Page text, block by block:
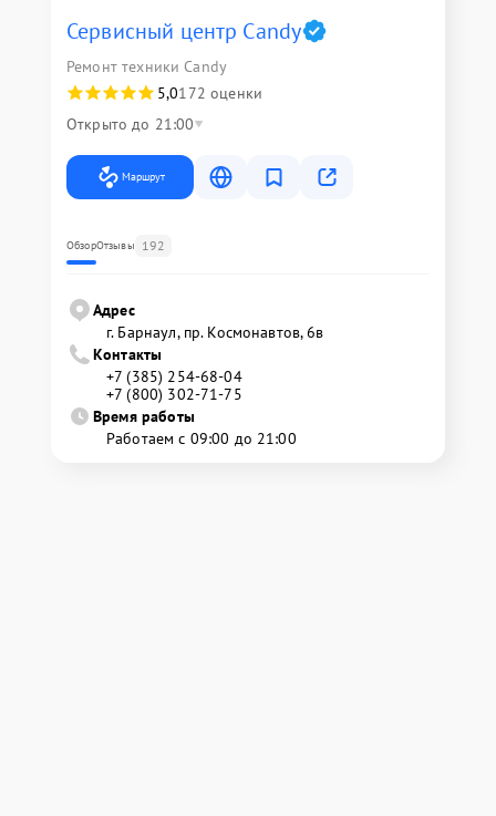
Сервисный центр Candy
Ремонт техники Candy
5,0172 оценки
Открыто до 21:00
Маршрут
ОбзорОтзывы 192
Адрес
г. Барнаул, ​пр. Космонавтов, 6в
Контакты
+7 (385) 254-68-04
+7 (800) 302-71-75
Время работы
Работаем с 09:00 до 21:00